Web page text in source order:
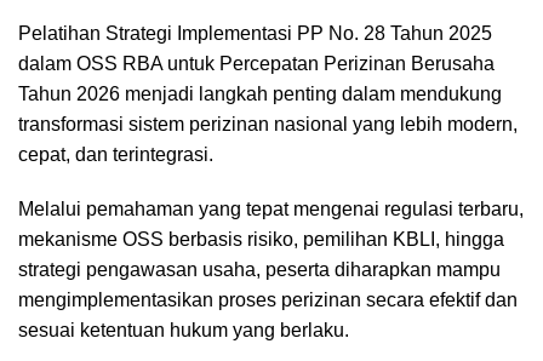
Pelatihan Strategi Implementasi PP No. 28 Tahun 2025
dalam OSS RBA untuk Percepatan Perizinan Berusaha
Tahun 2026 menjadi langkah penting dalam mendukung
transformasi sistem perizinan nasional yang lebih modern,
cepat, dan terintegrasi.
Melalui pemahaman yang tepat mengenai regulasi terbaru,
mekanisme OSS berbasis risiko, pemilihan KBLI, hingga
strategi pengawasan usaha, peserta diharapkan mampu
mengimplementasikan proses perizinan secara efektif dan
sesuai ketentuan hukum yang berlaku.